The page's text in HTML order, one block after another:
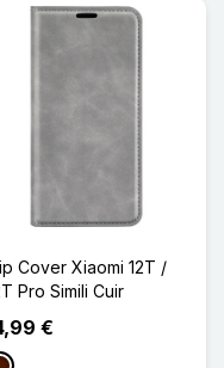
Cover Xiaomi 12T /
Pro Simili Cuir
€